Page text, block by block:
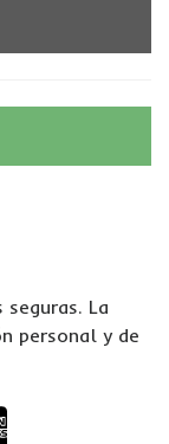
La
personal y de